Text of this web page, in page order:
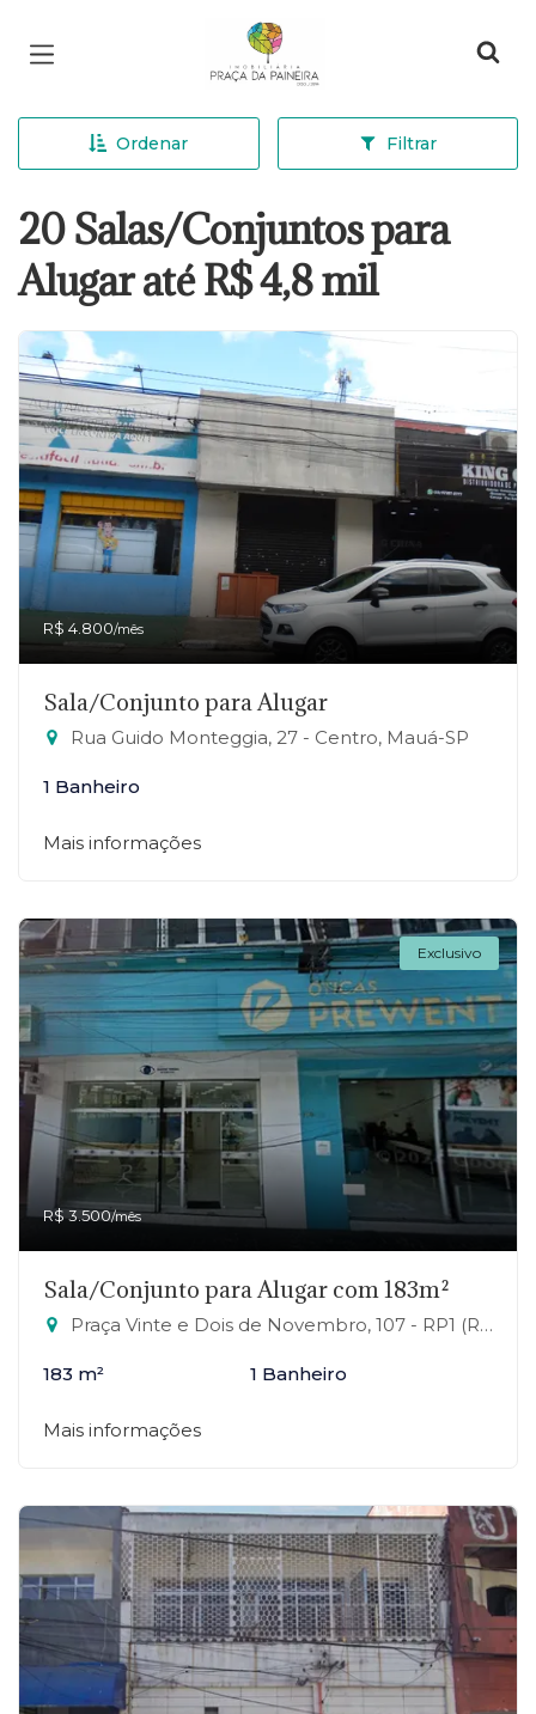
Página inicial
Ordenar Filtrar
20 Salas/Conjuntos para
Alugar até R$ 4,8 mil
R$ 4.800/mês
Sala/Conjunto para Alugar
Rua Guido Monteggia, 27 - Centro, Mauá-SP
1 Banheiro
Mais informações
Exclusivo
R$ 3.500/mês
Sala/Conjunto para Alugar com 183m²
Praça Vinte e Dois de Novembro, 107 - RP1 (Regiões de Planejamento), Mauá-SP
183 m² 1 Banheiro
Mais informações